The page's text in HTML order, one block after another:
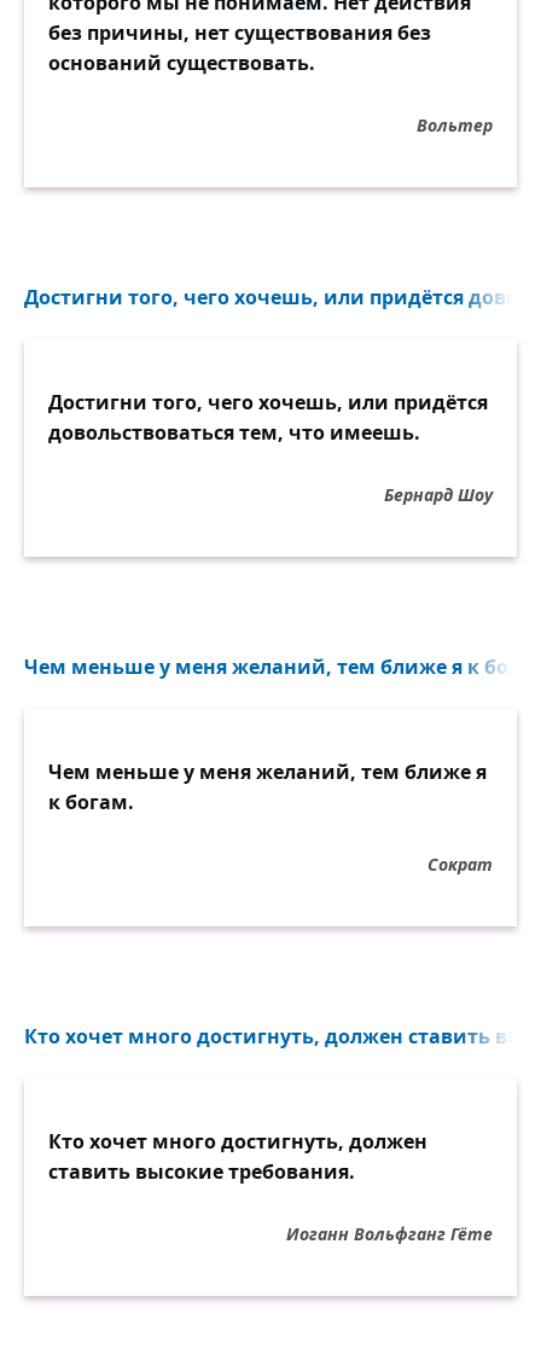
без причины, нет существования без
оснований существовать.
Вольтер
Достигни того, чего хочешь, или придётся
Достигни того, чего хочешь, или придётся
довольствоваться тем, что имеешь.
Бернард Шоу
Чем меньше у меня желаний, тем ближе я к
Чем меньше у меня желаний, тем ближе я
к богам.
Сократ
Кто хочет много достигнуть, должен ставить
Кто хочет много достигнуть, должен
ставить высокие требования.
Иоганн Вольфганг Гёте